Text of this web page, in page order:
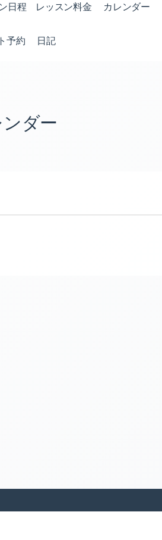
日程 レッスン料金 カレンダー
予約 日記
ンダー